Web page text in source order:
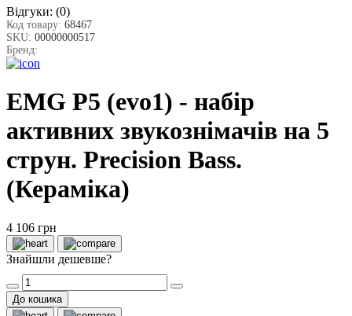
Відгуки: (0)
Код товару: 68467
SKU: 00000000517
Бренд:
EMG P5 (evo1) - набір
активних звукознімачів на 5
струн. Precision Bass.
(Кераміка)
4 106 грн
Знайшли дешевше?
До кошика